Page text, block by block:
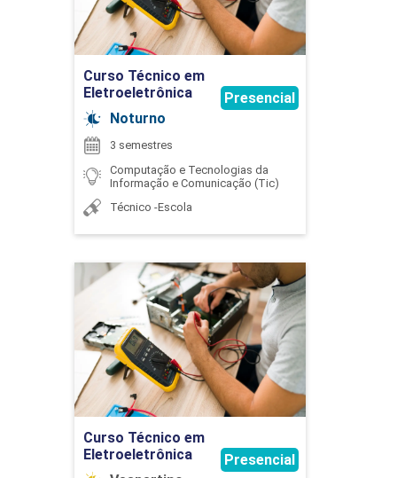
ELETRÔNICA ANALÓGICA I
ELETRÔNICA ANALÓGICA II
75
ENGENHARIA DE PROMPTS APLICADA À
INTELIGÊNCIA ARTIFICIAL
Curso Técnico em
Eletroeletrônica
Noturno
Presencial
3 semestres
Computação e Tecnologias da
Informação e Comunicação (Tic)
Técnico -Escola
Ir para Inscrição
Curso Técnico em
Eletroeletrônica
Presencial
Curso Técnico em
Eletroeletrônica
Detalhes do curso
Ir para Inscrição